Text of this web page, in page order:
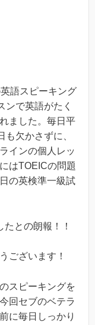
語スピーキング
ンで英語がたく
ました。毎日平
欠かさずに、
インの個人レッ
はTOEICの問題
の英検準一級試
との朗報！！
ございます！
スピーキングを
回セブのベテラ
に毎日しっかり